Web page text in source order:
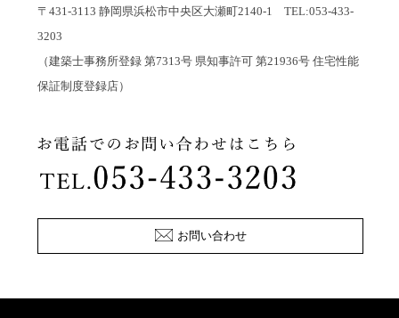
〒431-3113 静岡県浜松市中央区大瀬町2140-1 TEL:053-433-
3203
（建築士事務所登録 第7313号 県知事許可 第21936号 住宅性能
保証制度登録店）
お問い合わせ